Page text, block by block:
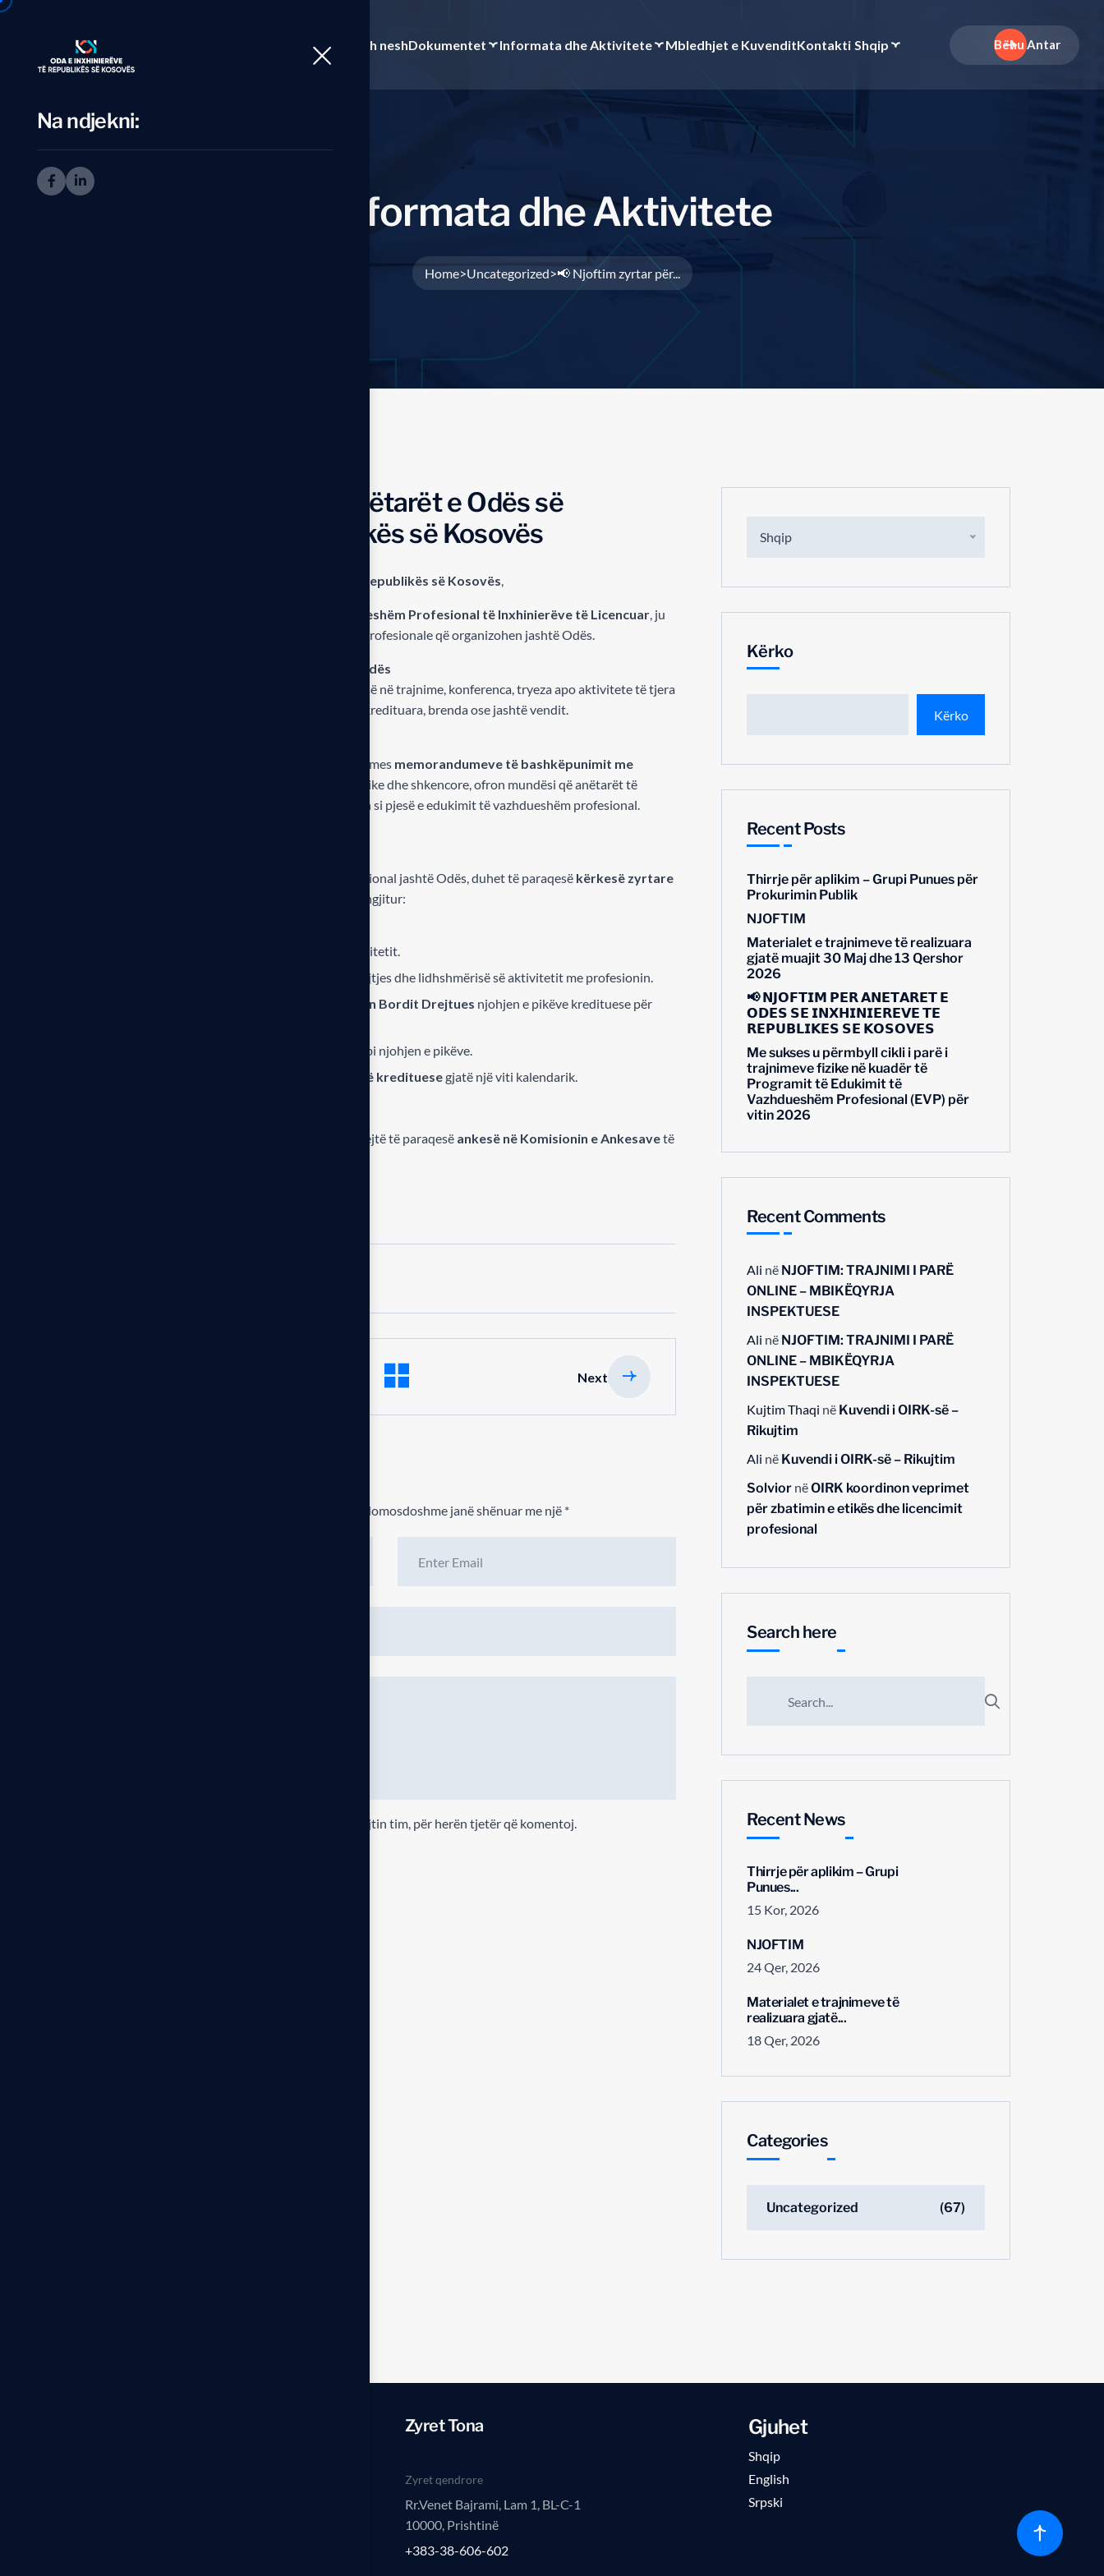
Ballina Rreth neshDokumentet Informata dhe Aktivitete Mbledhjet e KuvenditKontakti Shqip Bëhu Antar
Na ndjekni:
formata dheAktivitete
Home>Uncategorized>📢 Njoftim zyrtar për...
📢 Njoftim zyrtar për anëtarët e Odës së
Inxhinierëve të Republikës së Kosovës
Odës së Inxhinierëve të Republikës së Kosovës,
Rregullores për Edukimin e Vazhdueshëm Profesional të Inxhinierëve të Licencuar, ju
njoftojmë për mënyrën e njohjes së aktiviteteve profesionale që organizohen jashtë Odës.
E drejta e ndjekjes së aktiviteteve jashtë Odës
Çdo inxhinier i licencuar ka të drejtë të marrë pjesë në trajnime, konferenca, tryeza apo aktivitete të tjera
profesionale të organizuara nga institucione të akredituara, brenda ose jashtë vendit.
Oda e Inxhinierëve të Republikës së Kosovës, përmes memorandumeve të bashkëpunimit me
profesionale, akademike dhe shkencore, ofron mundësi që anëtarët të
marrin pjesë në aktivitete të tilla dhe ato të njihen si pjesë e edukimit të vazhdueshëm profesional.
Anëtari i OIRK-së që ndjek një aktivitet profesional jashtë Odës, duhet të paraqesë kërkesë zyrtare
, duke bashkëngjitur:
Programin dhe të dhënat përkatëse të aktivitetit.
Administrata e Odës bën verifikimin e përmbajtjes dhe lidhshmërisë së aktivitetit me profesionin.
Drejtori Ekzekutiv i propozon Bordit Drejtues njohjen e pikëve kredituese për
merr vendim përfundimtar mbi njohjen e pikëve.
3 pikë kredituesegjatë një viti kalendarik.
Në rast të mos-njohjes së pikëve, anëtari ka të drejtë të paraqesë ankesë në Komisionin e Ankesavetë
Next
Fushat e domosdoshme janë shënuar me një *
Ruaje në këtë shfletues emrin, email-in dhe sajtin tim, për herën tjetër që komentoj.
Shqip
Kërko
Kërko
Recent Posts
Thirrje për aplikim – Grupi Punues për
Prokurimin Publik
NJOFTIM
Materialet e trajnimeve të realizuara
gjatë muajit 30 Maj dhe 13 Qershor
2026
📢 𝗡𝗝𝗢𝗙𝗧𝗜𝗠 𝗣𝗘̈𝗥 𝗔𝗡𝗘̈𝗧𝗔𝗥𝗘̈𝗧 𝗘
𝗢𝗗𝗘̈𝗦 𝗦𝗘̈ 𝗜𝗡𝗫𝗛𝗜𝗡𝗜𝗘𝗥𝗘̈𝗩𝗘 𝗧𝗘̈
𝗥𝗘𝗣𝗨𝗕𝗟𝗜𝗞𝗘̈𝗦 𝗦𝗘̈ 𝗞𝗢𝗦𝗢𝗩𝗘̈𝗦
Me sukses u përmbyll cikli i parë i
trajnimeve fizike në kuadër të
Programit të Edukimit të
Vazhdueshëm Profesional (EVP) për
vitin 2026
Recent Comments
Ali në NJOFTIM: TRAJNIMI I PARË
ONLINE – MBIKËQYRJA
INSPEKTUESE
Ali në NJOFTIM: TRAJNIMI I PARË
ONLINE – MBIKËQYRJA
INSPEKTUESE
Kujtim Thaqi në Kuvendi i OIRK-së –
Rikujtim
Ali në Kuvendi i OIRK-së – Rikujtim
Solvior nëOIRK koordinon veprimet
për zbatimin e etikës dhe licencimit
profesional
Search here
Recent News
Thirrje për aplikim – Grupi
Punues...
15 Kor, 2026
NJOFTIM
24 Qer, 2026
Materialet e trajnimeve të
realizuara gjatë...
18 Qer, 2026
Categories
Uncategorized (67)
Zyret Tona
Zyret qendrore
Rr.Venet Bajrami, Lam 1, BL-C-1
10000, Prishtinë
+383-38-606-602
Gjuhet
Shqip
English
Srpski